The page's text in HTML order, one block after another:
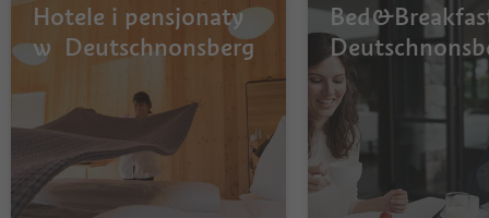
Hotele i pensjonaty
w Deutschnonsberg